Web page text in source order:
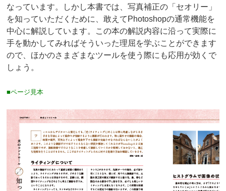
なっています。しかし本書では、写真補正の「セオリー」
を知っていただくために、敢えてPhotoshopの通常機能を
中心に解説しています。この本の解説内容に沿って実際に
手を動かしてみればそういった理屈を学ぶことができます
ので、ほかのさまざまなツールを使う際にも応用が効くで
しょう。
■ページ見本